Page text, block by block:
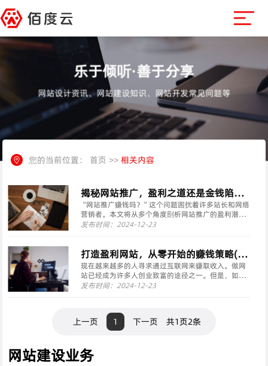
乐于倾听·善于分享
网站设计资讯、网站建设知识、网站开发常见问题等
您的当前位置： 首页 >>相关内容
揭秘网站推广，盈利之道还是金钱陷
阱？(如何高效利用网络资源，实现网站
推广的盈利转化)
“网站推广赚钱吗？”这个问题困扰着许多站长和网络
营销者。本文将从多个角度剖析网站推广的盈利潜力
与风险，并探讨如何高效利用网络资源，实现网站推
曝光率···
发布时间：2024-12-23
打造盈利网站，从零开始的赚钱策略(实
现网上财富增长的5个关键步骤)
现在越来越多的人寻求通过互联网来赚取收入。做网
站已经成为许多人创业致富的途径之一。但是，如何
将一个网站变成一台“印钞机”呢？下面，我们将分享
发布时间：2024-12-23
上一页 1 下一页 共1页2条
网站建设业务